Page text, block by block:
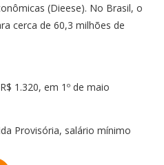
(Dieese). No Brasil, o
cerca de 60,3 milhões de
1.320, em 1º de maio
Provisória, salário mínimo